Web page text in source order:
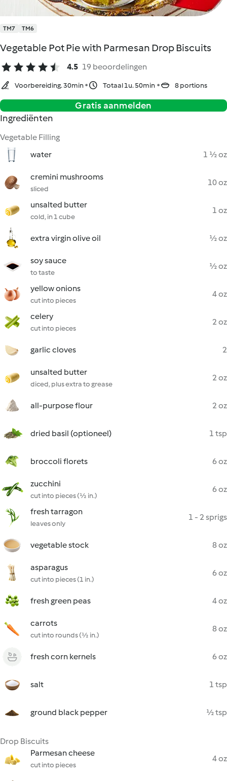
TM7 TM6
Vegetable Pot Pie with Parmesan Drop Biscuits
4.5 19 beoordelingen
Voorbereiding. 30min Totaal 1u. 50min 8 portions
Gratis aanmelden
Ingrediënten
Vegetable Filling
water
1 ½ oz
cremini mushrooms
sliced
10 oz
unsalted butter
cold, in 1 cube
1 oz
extra virgin olive oil ½ oz
soy sauce
to taste
½ oz
yellow onions
cut into pieces
4 oz
celery
cut into pieces
2 oz
garlic cloves 2
unsalted butter
diced, plus extra to grease
2 oz
all-purpose flour 2 oz
dried basil (optioneel) 1 tsp
broccoli florets 6 oz
zucchini
cut into pieces (½ in.)
6 oz
fresh tarragon
leaves only
1 - 2 sprigs
vegetable stock 8 oz
asparagus
cut into pieces (1 in.)
6 oz
fresh green peas 4 oz
carrots
cut into rounds (½ in.)
8 oz
fresh corn kernels 6 oz
salt 1 tsp
ground black pepper ½ tsp
Drop Biscuits
Parmesan cheese
cut into pieces
4 oz